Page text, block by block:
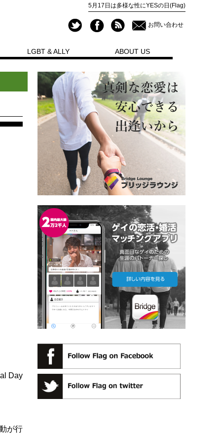
5月17日は多様な性にYESの日(Flag)
お問い合わせ
LGBT & ALLY ABOUT US
Day
が行